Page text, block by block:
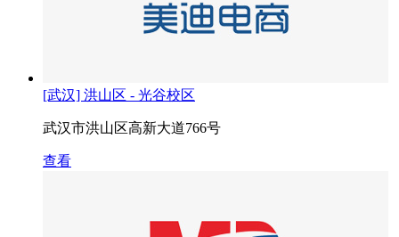
[武汉] 洪山区 - 光谷校区
武汉市洪山区高新大道766号
查看